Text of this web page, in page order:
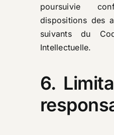
poursuivie
dispositions des
suivants du
Intellectuelle.
6.